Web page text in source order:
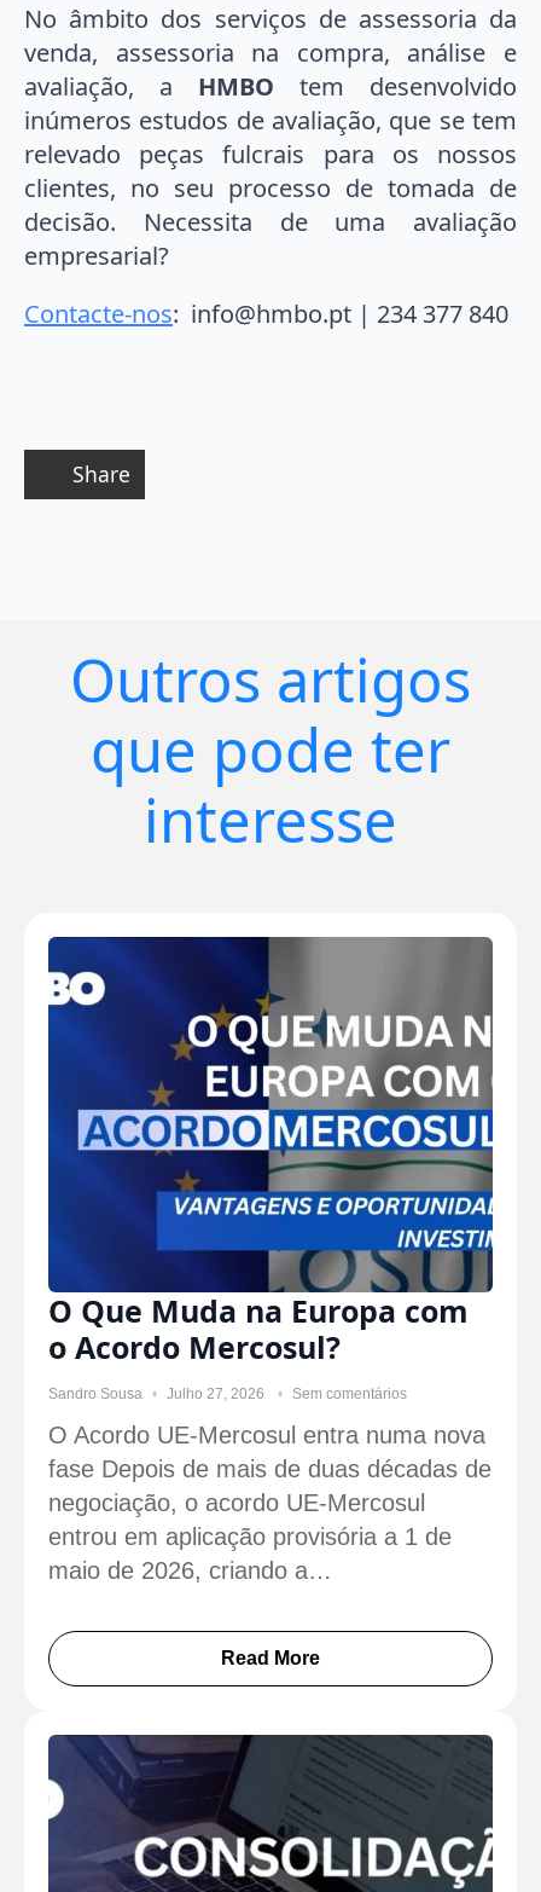
No âmbito dos serviços de assessoria da
venda, assessoria na compra, análise e
avaliação, a HMBO tem desenvolvido
inúmeros estudos de avaliação, que se tem
relevado peças fulcrais para os nossos
clientes, no seu processo de tomada de
decisão. Necessita de uma avaliação
empresarial?
Contacte-nos: info@hmbo.pt | 234 377 840
Share
Outros artigos
que pode ter
interesse
O Que Muda na Europa com
o Acordo Mercosul?
Sandro Sousa Julho 27, 2026 Sem comentários
O Acordo UE-Mercosul entra numa nova
fase Depois de mais de duas décadas de
negociação, o acordo UE-Mercosul
entrou em aplicação provisória a 1 de
maio de 2026, criando a…
Read More